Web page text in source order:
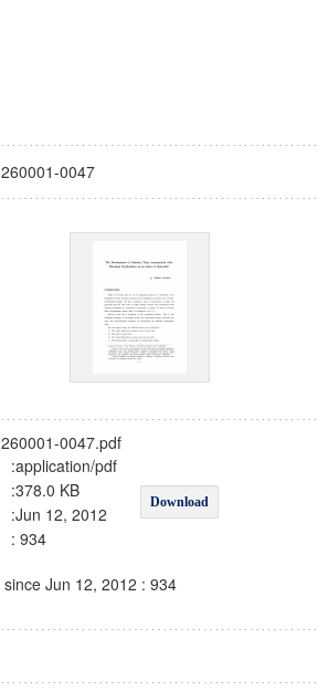
0047
0047.pdf
:application/pdf
Download
:378.0 KB
:Jun 12, 2012
: 934
Jun 12, 2012 : 934